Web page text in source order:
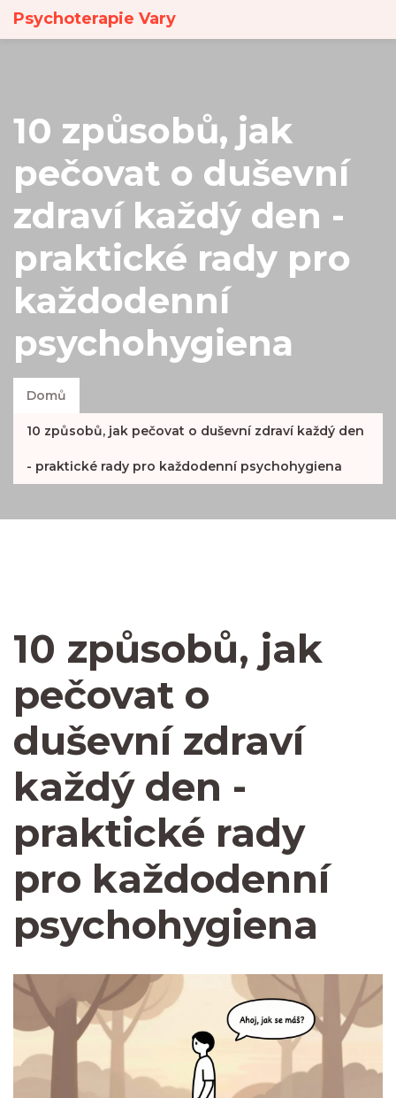
Psychoterapie Vary
10 způsobů, jak
pečovat o duševní
zdraví každý den -
praktické rady pro
každodenní
psychohygiena
Domů
10 způsobů, jak pečovat o duševní zdraví každý den
- praktické rady pro každodenní psychohygiena
10 způsobů, jak
pečovat o
duševní zdraví
každý den -
praktické rady
pro každodenní
psychohygiena